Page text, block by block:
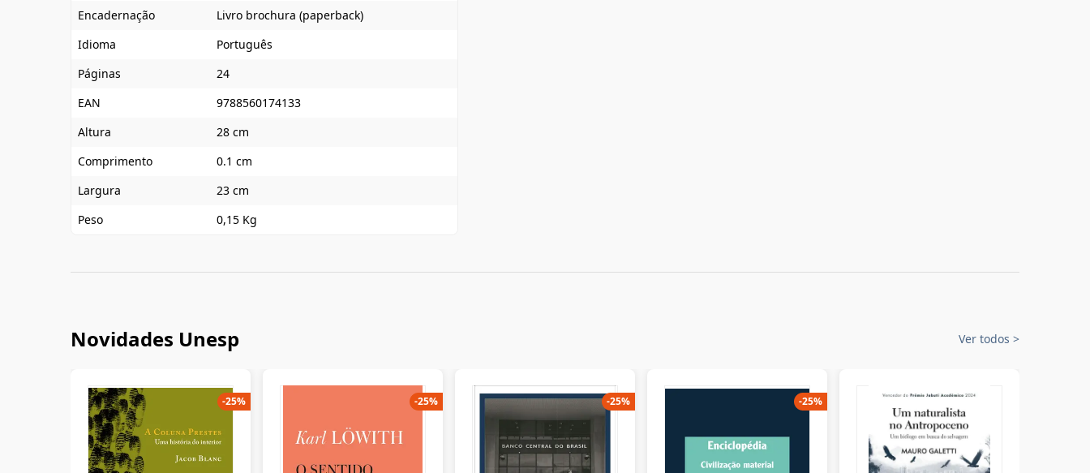
Encadernação
Livro brochura (paperback)
Idioma
Português
Páginas
24
EAN
9788560174133
Altura
28 cm
Comprimento
0.1 cm
Largura
23 cm
Peso
0,15 Kg
Novidades Unesp Ver todos >
-25% -25% -25% -25%